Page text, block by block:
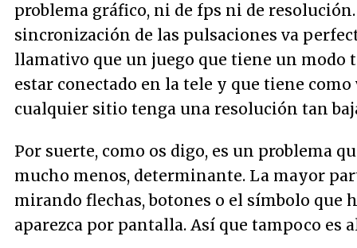
problema gráfico, ni de fps ni de
sincronización de las pulsaciones va
llamativo que un juego que tiene un modo
estar conectado en la tele y que tiene
cualquier sitio tenga una resolución tan
Por suerte, como os digo, es un problema
mucho menos, determinante. La mayor
mirando flechas, botones o el símbolo que
aparezca por pantalla. Así que tampoco es